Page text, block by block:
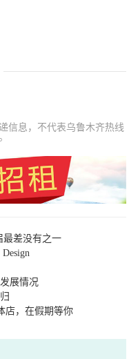
信息，不代表乌鲁木齐热线
最差没有之一
展情况
店，在假期等你